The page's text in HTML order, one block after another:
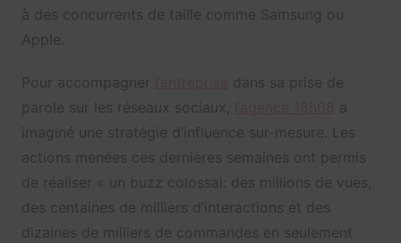
à des concurrents de taille comme Samsung ou
Apple.
Pour accompagner
dans sa prise de
parole sur les réseaux sociaux,
a
imaginé une stratégie d’influence sur-mesure. Les
actions menées ces dernières semaines ont permis
de réaliser « un buzz colossal: des millions de vues,
des centaines de milliers d’interactions et des
dizaines de milliers de commandes en seulement